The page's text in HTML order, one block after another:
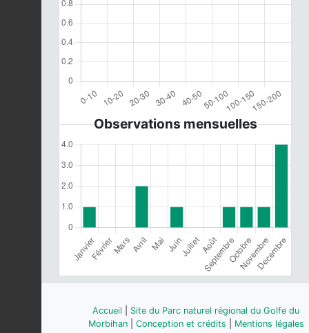
Observations mensuelles
Accueil
Site du Parc naturel régional du Golfe du
Morbihan| Conception et crédits Mentions légales